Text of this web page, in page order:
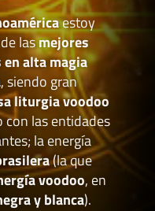
estoy
lasmejores
alta magia
, siendo gran
liturgia voodoo
las entidades
la energía
(la que
voodoo, en
y blanca).